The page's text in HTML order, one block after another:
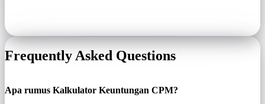
Frequently Asked Questions
Apa rumus Kalkulator Keuntungan CPM?